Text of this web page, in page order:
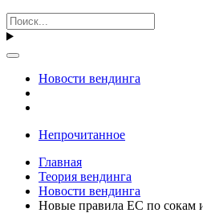
Новости вендинга
Непрочитанное
Главная
Теория вендинга
Новости вендинга
Новые правила ЕС по сокам